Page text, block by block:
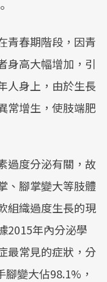
青春期階段，因青
身高大幅增加，引
人身上，由於生長
常增生，使肢端肥
過度分泌有關，故
、腳掌變大等肢體
組織過度生長的現
2015年內分泌學
最常見的症狀，分
變大佔98.1%，